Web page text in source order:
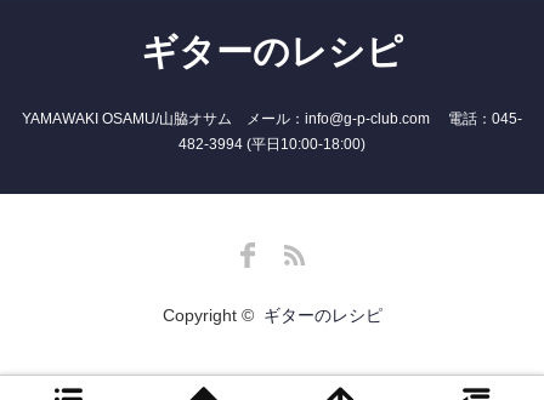
ギターのレシピ
YAMAWAKI OSAMU/山脇オサム メール：info@g-p-club.com 電話：045-
482-3994 (平日10:00-18:00)
Copyright © ギターのレシピ